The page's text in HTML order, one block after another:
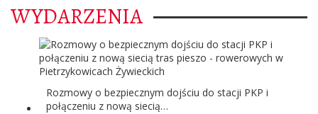
WYDARZENIA
Rozmowy o bezpiecznym dojściu do stacji PKP i
połączeniu z nową siecią…